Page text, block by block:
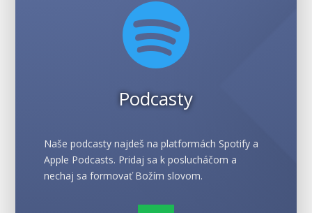

Podcasty
Naše podcasty najdeš na platformách Spotify a
Apple Podcasts. Pridaj sa k poslucháčom a
nechaj sa formovať Božím slovom.